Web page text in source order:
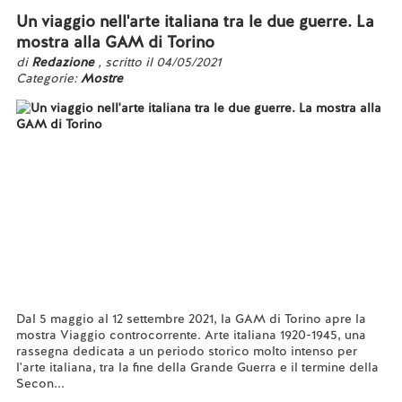
Un viaggio nell'arte italiana tra le due guerre. La
mostra alla GAM di Torino
di Redazione , scritto il 04/05/2021
Categorie:Mostre
Dal 5 maggio al 12 settembre 2021, la GAM di Torino apre la
mostra Viaggio controcorrente. Arte italiana 1920-1945, una
rassegna dedicata a un periodo storico molto intenso per
l'arte italiana, tra la fine della Grande Guerra e il termine della
Secon...